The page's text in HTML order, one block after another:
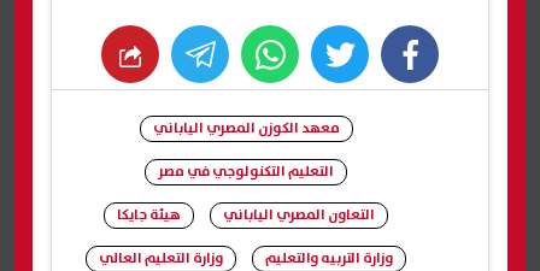
facebook
twitter
whats
معهد الكوزن المصري الياباني
التعليم التكنولوجي في مصر
التعاون المصري الياباني
هيئة جايكا
وزارة التربيه والتعليم
وزارة التعليم العالي